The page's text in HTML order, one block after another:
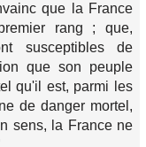
que la France
rang ; que,
susceptibles de
que son peuple
qu'il est, parmi les
de danger mortel,
sens, la France ne